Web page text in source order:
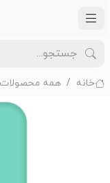
خانه همه محصولات